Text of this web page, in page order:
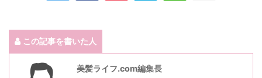
この記事を書いた人
美髪ライフ.com編集長